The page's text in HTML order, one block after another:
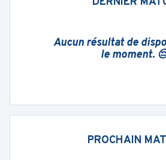
Aucun résultat de
le moment.
PROCHAIN